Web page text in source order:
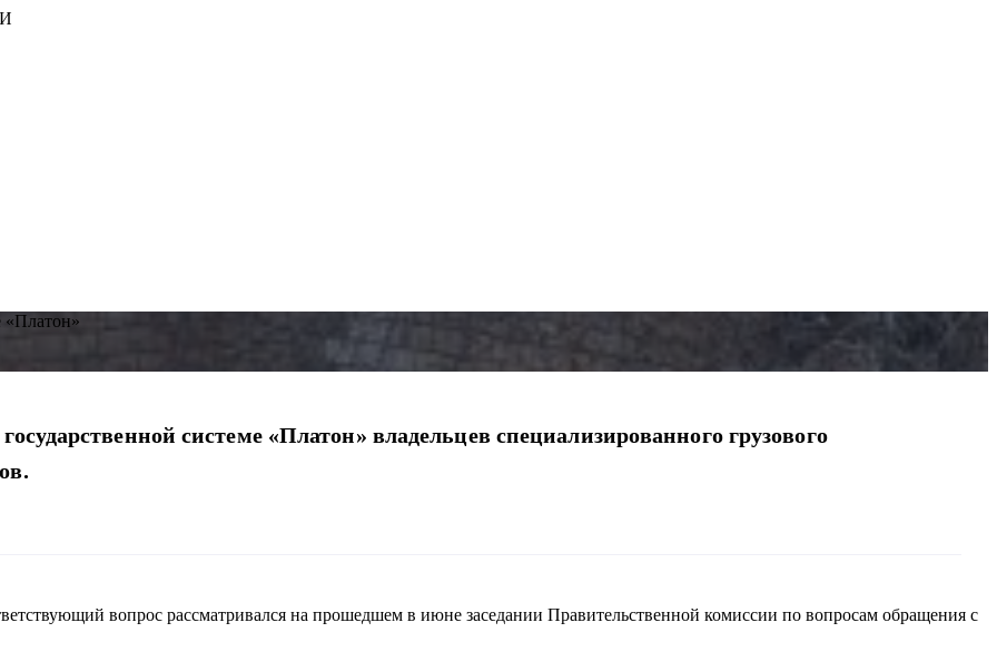
«Платон»
системе «Платон» владельцев специализированного грузового
вопрос рассматривался на прошедшем в июне заседании Правительственной комиссии по вопросам обращения с